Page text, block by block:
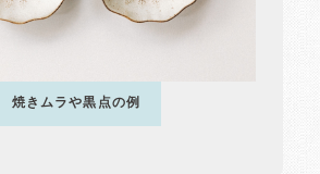
焼きムラや黒点の例